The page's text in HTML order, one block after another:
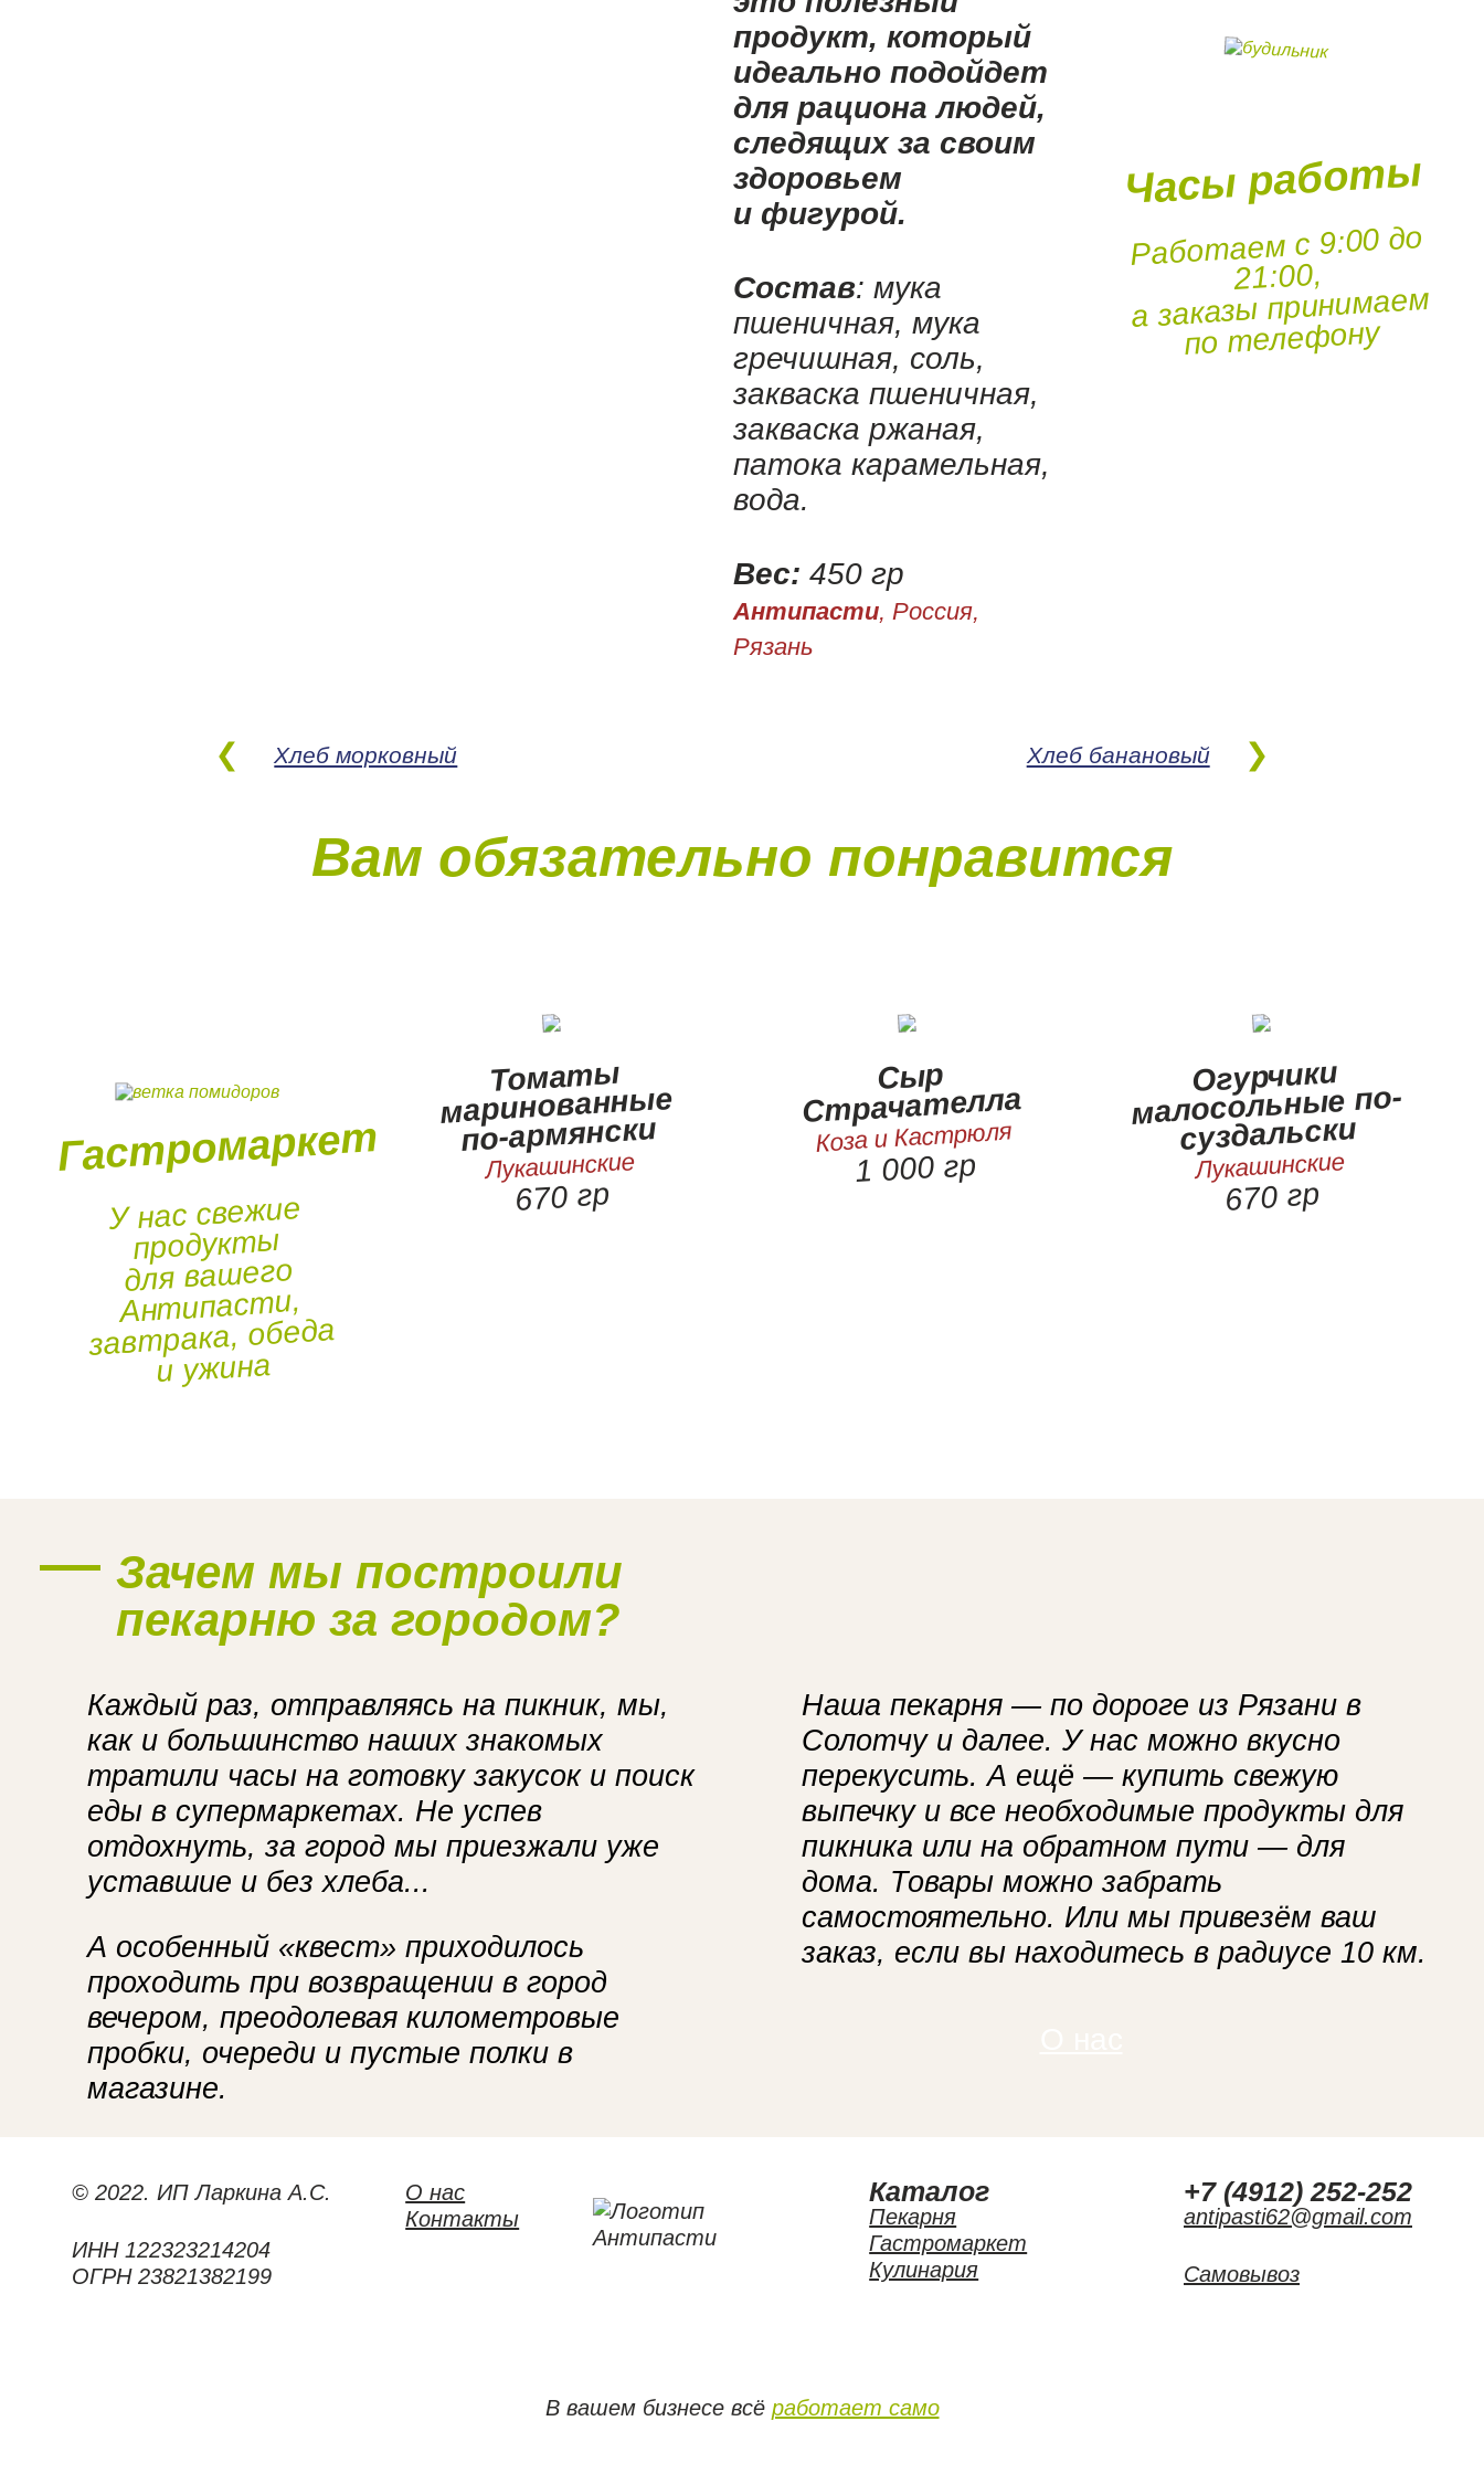
продукт, который
идеально подойдет
для рациона людей,
следящих за своим
здоровьем
и фигурой.
Состав: мука
пшеничная, мука
гречишная, соль,
закваска пшеничная,
закваска ржаная,
патока карамельная,
вода.
Вес: 450 гр
Антипасти, Россия,
Рязань
Часы работы
Работаем с 9:00 до
21:00,
а заказы принимаем
по телефону
Хлеб морковный Хлеб банановый
Вам обязательно понравится
Гастромаркет
У нас свежие
продукты
для вашего
Антипасти,
завтрака, обеда
и ужина
Томаты
маринованные
по-армянски
Лукашинские
670 гр
Сыр
Страчателла
Коза и Кастрюля
1 000 гр
Огурчики
малосольные по-
суздальски
Лукашинские
670 гр
Наше производство
Зачем мы построили
пекарню за городом?
Каждый раз, отправляясь на пикник, мы,
как и большинство наших знакомых
тратили часы на готовку закусок и поиск
еды в супермаркетах. Не успев
отдохнуть, за город мы приезжали уже
уставшие и без хлеба...
А особенный «квест» приходилось
проходить при возвращении в город
вечером, преодолевая километровые
пробки, очереди и пустые полки в
магазине.
Наша пекарня — по дороге из Рязани в
Солотчу и далее. У нас можно вкусно
перекусить. А ещё — купить свежую
выпечку и все необходимые продукты для
пикника или на обратном пути — для
дома. Товары можно забрать
самостоятельно. Или мы привезём ваш
заказ, если вы находитесь в радиусе 10 км.
© 2022. ИП Ларкина А.С.
ИНН 122323214204
ОГРН 23821382199
О нас
Контакты
Каталог
Пекарня
Гастромаркет
Кулинария
+7 (4912) 252-252
antipasti62@gmail.com
Самовывоз
В вашем бизнесе всё работает само